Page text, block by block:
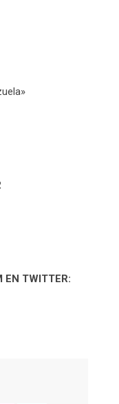
EN TWITTER: